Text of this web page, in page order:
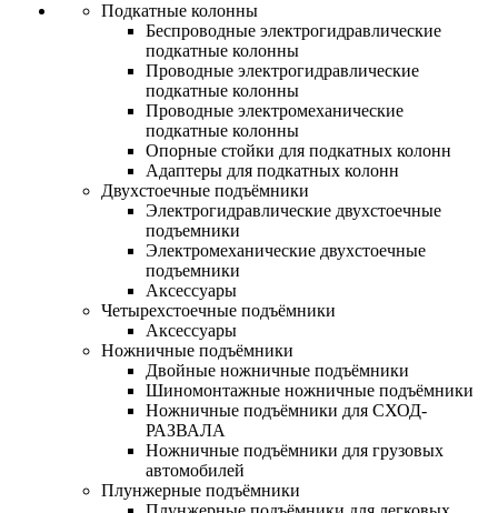
Подкатные колонны
Беспроводные электрогидравлические
подкатные колонны
Проводные электрогидравлические
подкатные колонны
Проводные электромеханические
подкатные колонны
Опорные стойки для подкатных колонн
Адаптеры для подкатных колонн
Двухстоечные подъёмники
Электрогидравлические двухстоечные
подъемники
Электромеханические двухстоечные
подъемники
Аксессуары
Четырехстоечные подъёмники
Аксессуары
Ножничные подъёмники
Двойные ножничные подъёмники
Шиномонтажные ножничные подъёмники
Ножничные подъёмники для СХОД-
РАЗВАЛА
Ножничные подъёмники для грузовых
автомобилей
Плунжерные подъёмники